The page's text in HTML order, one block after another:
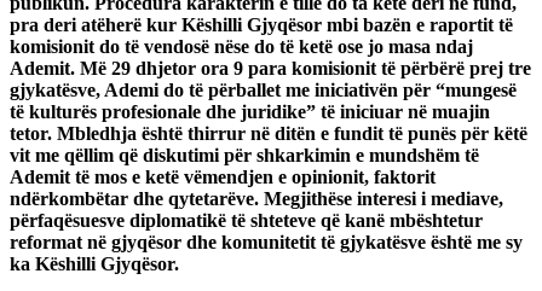
pra deri atëherë kur Këshilli Gjyqësor mbi bazën e raportit të
komisionit do të vendosë nëse do të ketë ose jo masa ndaj
Ademit. Më 29 dhjetor ora 9 para komisionit të përbërë prej tre
gjykatësve, Ademi do të përballet me iniciativën për “mungesë
të kulturës profesionale dhe juridike” të iniciuar në muajin
tetor. Mbledhja është thirrur në ditën e fundit të punës për këtë
vit me qëllim që diskutimi për shkarkimin e mundshëm të
Ademit të mos e ketë vëmendjen e opinionit, faktorit
ndërkombëtar dhe qytetarëve. Megjithëse interesi i mediave,
përfaqësuesve diplomatikë të shteteve që kanë mbështetur
reformat në gjyqësor dhe komunitetit të gjykatësve është me sy
ka Këshilli Gjyqësor.